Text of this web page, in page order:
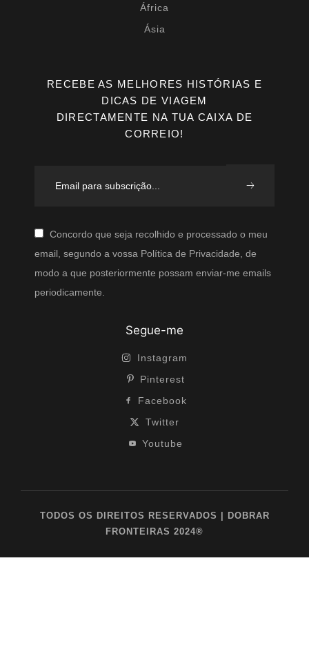
África
Ásia
RECEBE AS MELHORES HISTÓRIAS E
DICAS DE VIAGEM
DIRECTAMENTE NA TUA CAIXA DE
CORREIO!
Concordo que seja recolhido e processado o meu
email, segundo a vossa Política de Privacidade, de
modo a que posteriormente possam enviar-me emails
periodicamente.
Segue-me
Instagram
Pinterest
Facebook
Twitter
Youtube
TODOS OS DIREITOS RESERVADOS | DOBRAR
FRONTEIRAS 2024®